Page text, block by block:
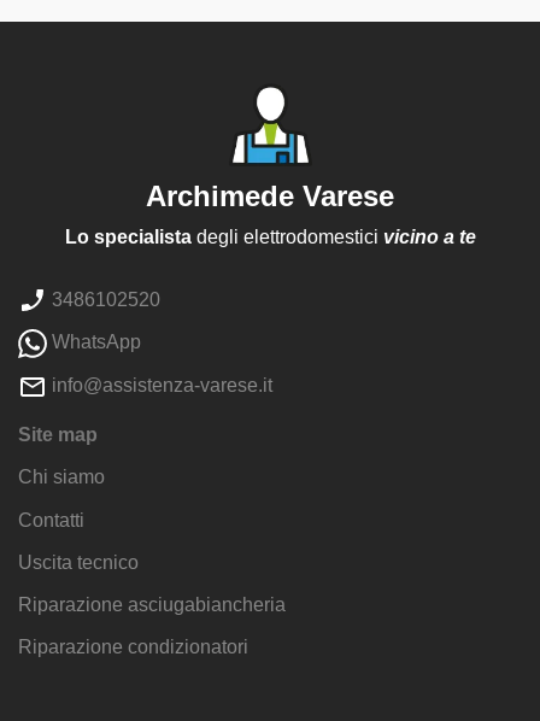
Archimede Varese
Lo specialistadegli elettrodomestici vicino a te
3486102520
WhatsApp
info@assistenza-varese.it
Site map
Chi siamo
Contatti
Uscita tecnico
Riparazione asciugabiancheria
Riparazione condizionatori